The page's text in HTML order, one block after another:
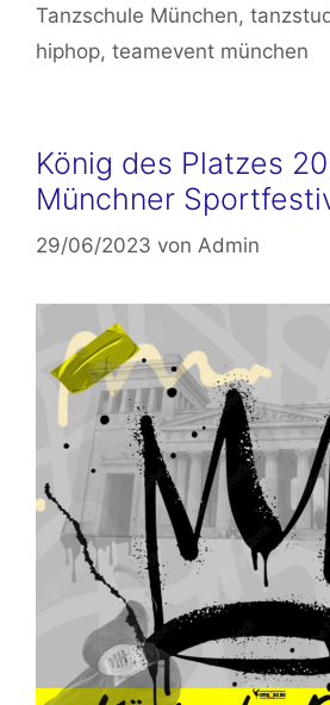
Tanzschule München,
hiphop, teamevent münchen
König des Platzes
Münchner
29/06/2023 von Admin